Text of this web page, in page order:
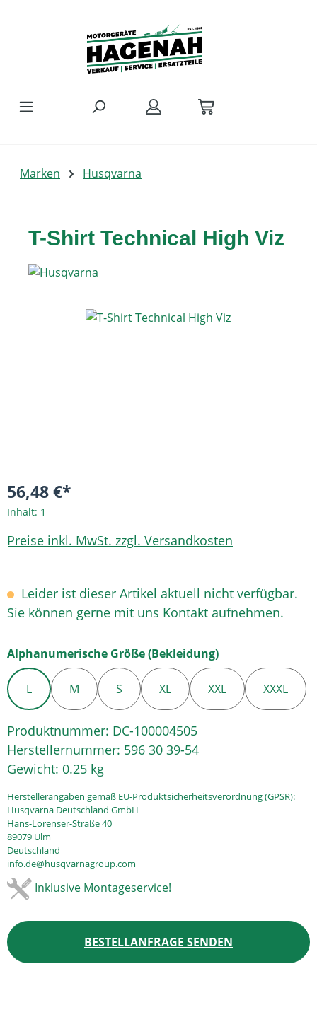
Marken Husqvarna
T-Shirt Technical High Viz
Bildergalerie überspringen
56,48 €*
Inhalt: 1
Preise inkl. MwSt. zzgl. Versandkosten
Leider ist dieser Artikel aktuell nicht verfügbar.
Sie können gerne mit uns Kontakt aufnehmen.
Alphanumerische Größe (Bekleidung)auswählen
L M S XL XXL XXXL
Produktnummer: DC-100004505
Herstellernummer: 596 30 39-54
Gewicht: 0.25 kg
Herstellerangaben gemäß EU-Produktsicherheitsverordnung (GPSR):
Husqvarna Deutschland GmbH
Hans-Lorenser-Straße 40
89079 Ulm
Deutschland
info.de@husqvarnagroup.com
Inklusive Montageservice!
BESTELLANFRAGE SENDEN